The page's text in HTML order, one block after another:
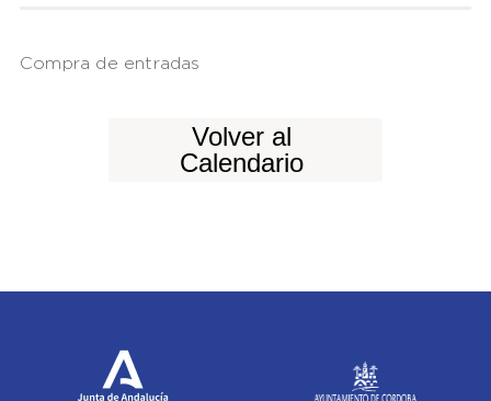
Compra de entradas
Volver al
Calendario